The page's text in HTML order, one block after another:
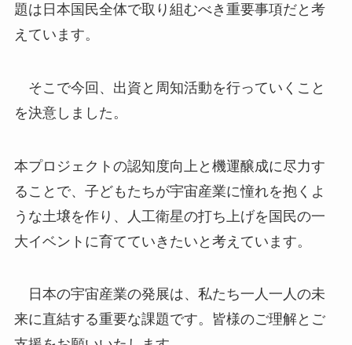
題は日本国民全体で取り組むべき重要事項だと考
えています。
そこで今回、出資と周知活動を行っていくこと
を決意しました。
本プロジェクトの認知度向上と機運醸成に尽力す
ることで、子どもたちが宇宙産業に憧れを抱くよ
うな土壌を作り、人工衛星の打ち上げを国民の一
大イベントに育てていきたいと考えています。
日本の宇宙産業の発展は、私たち一人一人の未
来に直結する重要な課題です。皆様のご理解とご